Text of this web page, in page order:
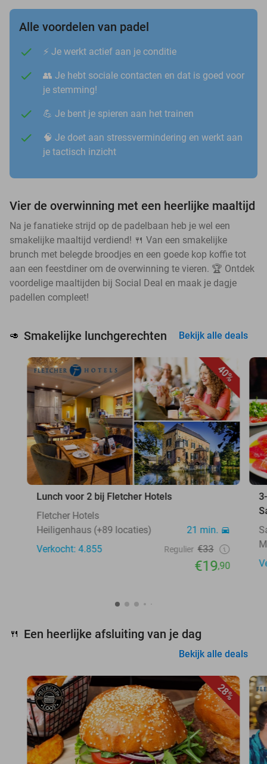
Alle voordelen van padel
⚡️ Je werkt actief aan je conditie
👥 Je hebt sociale contacten en dat is goed voor
je stemming!
💪 Je bent je spieren aan het trainen
🧠 Je doet aan stressvermindering en werkt aan
je tactisch inzicht
Vier de overwinning met een heerlijke maaltijd
Na je fanatieke strijd op de padelbaan heb je wel een
smakelijke maaltijd verdiend! 🍴 Van een smakelijke
brunch met belegde broodjes en een goede kop koffie tot
aan een feestdiner om de overwinning te vieren. 🏆 Ontdek
voordelige maaltijden bij Social Deal en maak je dagje
padellen compleet!
🥑 Smakelijke lunchgerechten Bekijk alle deals
40%
Lunch voor 2 bij Fletcher Hotels
Fletcher Hotels
Heiligenhaus (+89 locaties)
21 min.
Verkocht: 4.855
Regulier €33
€19,90
🍴 Een heerlijke afsluiting van je dag
Bekijk alle deals
28%